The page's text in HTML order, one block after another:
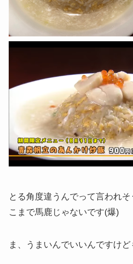
とる角度違うんでって言われ
こまで馬鹿じゃないです(爆)
ま、うまいんでいいんですけど